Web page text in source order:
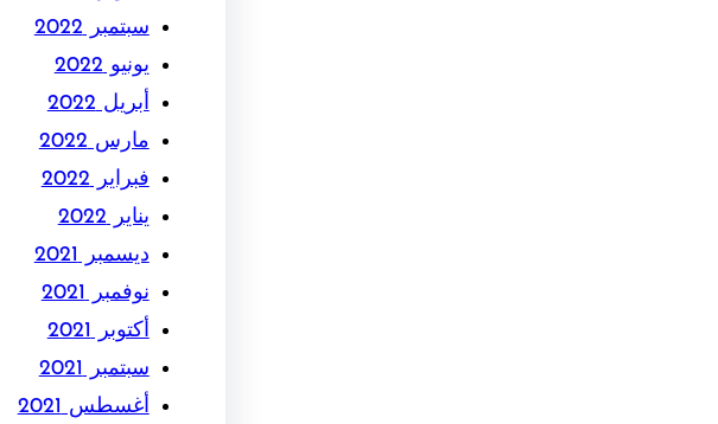
سبتمبر 2022
يونيو 2022
أبريل 2022
مارس 2022
فبراير 2022
يناير 2022
ديسمبر 2021
نوفمبر 2021
أكتوبر 2021
سبتمبر 2021
أغسطس 2021